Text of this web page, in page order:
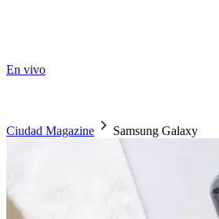
En vivo
Ciudad Magazine Samsung Galaxy